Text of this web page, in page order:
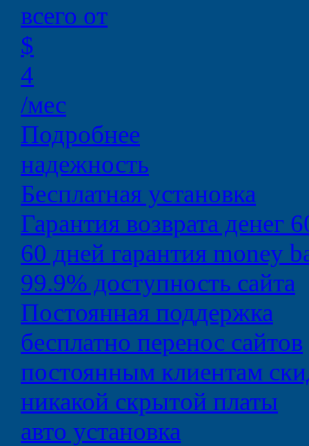
всего от
$
4
/мес
Подробнее
надежность
Бесплатная установка
Гарантия возврата денег
60 дней гарантия money
99.9% доступность сайта
Постоянная поддержка
бесплатно перенос сайтов
постоянным клиентам
никакой скрытой платы
авто установка